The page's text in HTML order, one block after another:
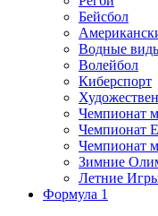
Бейсбол
Водные
Волейбол
Киберспорт
Чемпионат
Чемпионат
Чемпионат
Зимние
Летние
Формула 1